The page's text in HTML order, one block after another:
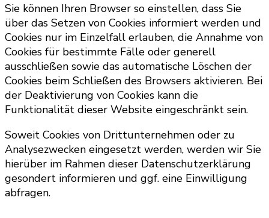
Sie können Ihren Browser so einstellen, dass Sie
über das Setzen von Cookies informiert werden und
Cookies nur im Einzelfall erlauben, die Annahme von
Cookies für bestimmte Fälle oder generell
ausschließen sowie das automatische Löschen der
Cookies beim Schließen des Browsers aktivieren. Bei
der Deaktivierung von Cookies kann die
Funktionalität dieser Website eingeschränkt sein.
Soweit Cookies von Drittunternehmen oder zu
Analysezwecken eingesetzt werden, werden wir Sie
hierüber im Rahmen dieser Datenschutzerklärung
gesondert informieren und ggf. eine Einwilligung
abfragen.